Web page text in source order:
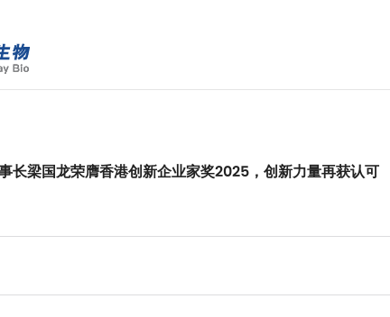
长梁国龙荣膺香港创新企业家奖2025，创新力量再获认可